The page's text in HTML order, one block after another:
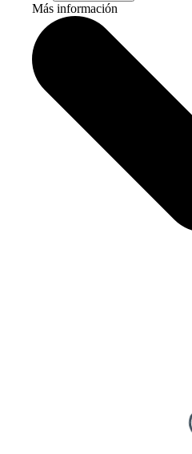
Más información